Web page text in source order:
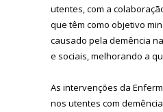
utentes, com a
que têm como objetivo
causado pela demência
e sociais, melhorando a
As intervenções da
nos utentes com